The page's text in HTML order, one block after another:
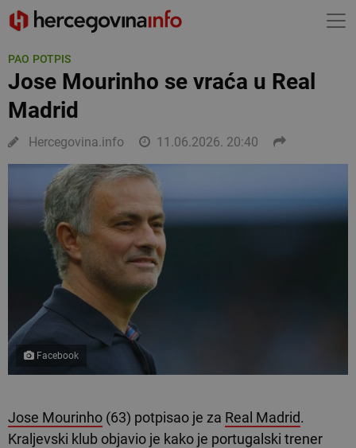
PAO POTPIS
Jose Mourinho se vraća u Real
Madrid
Hercegovina.info 11.06.2026. 20:40
Facebook
Jose Mourinho (63) potpisao je za Real Madrid.
Kraljevski klub objavio je kako je portugalski trener